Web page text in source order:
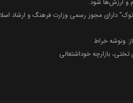
و ارزش‌ها شود.
دارای مجوز رسمی وزارت فرهنگ و ارشاد
ونوشه خراط
بازارچه خوداشتغالی